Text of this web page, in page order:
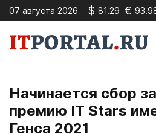
07 августа 2026 $ 81.29 €
Начинается сбор
премию IT Stars
Генса 2021